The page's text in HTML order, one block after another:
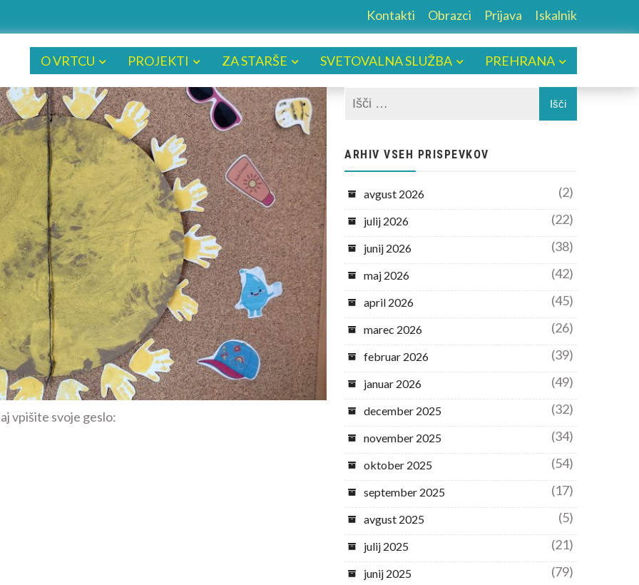
Kontakti Obrazci Prijava Iskalnik
O VRTCU PROJEKTI ZA STARŠE SVETOVALNA SLUŽBA PREHRANA
vpišite svoje geslo:
ARHIV VSEH PRISPEVKOV
avgust 2026 (2)
julij 2026 (22)
junij 2026 (38)
maj 2026 (42)
april 2026 (45)
marec 2026 (26)
februar 2026 (39)
januar 2026 (49)
december 2025 (32)
november 2025 (34)
oktober 2025 (54)
september 2025 (17)
avgust 2025 (5)
julij 2025 (21)
junij 2025 (79)